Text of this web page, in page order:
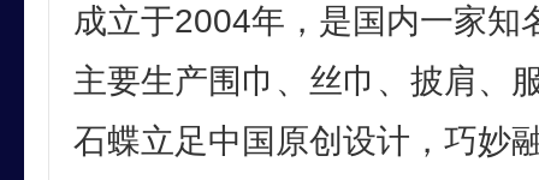
成立于2004年，是国内一家知
主要生产围巾、丝巾、披肩、
石蝶立足中国原创设计，巧妙